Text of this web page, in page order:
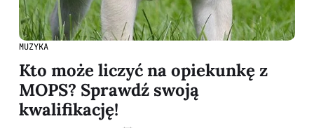
MUZYKA
Kto może liczyć na opiekunkę z
MOPS? Sprawdź swoją
kwalifikację!